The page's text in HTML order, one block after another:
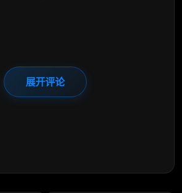
展开评论